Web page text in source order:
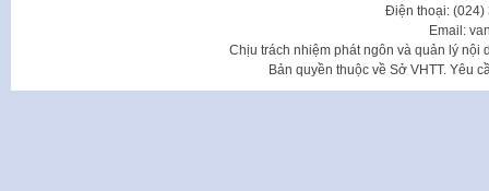
Điện thoại: (024)
Email:
Chịu trách nhiệm phát ngôn và quản lý nội
Bản quyền thuộc về Sở VHTT. Yêu